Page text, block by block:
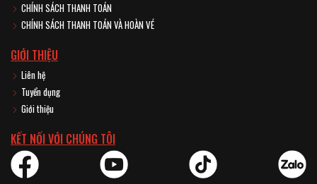
CHÍNH SÁCH THANH TOÁN
CHÍNH SÁCH THANH TOÁN VÀ HOÀN VÉ
GIỚI THIỆU
Liên hệ
Tuyển dụng
Giới thiệu
KẾT NỐI VỚI CHÚNG TÔI